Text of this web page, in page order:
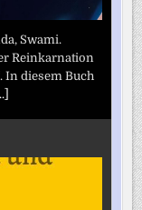
Swami.
Reinkarnation
In diesem Buch